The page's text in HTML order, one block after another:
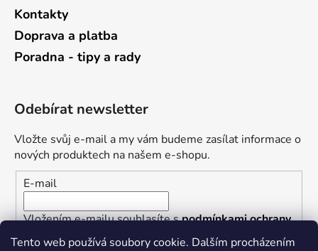
Tento web používá soubory cookie. Dalším procházením
Kontakty
Doprava a platba
Poradna - tipy a rady
Odebírat newsletter
Vložte svůj e-mail a my vám budeme zasílat informace o
nových produktech na našem e-shopu.
E-mail
Vložením e-mailu souhlasíte spodmínkami ochrany
osobních údajů